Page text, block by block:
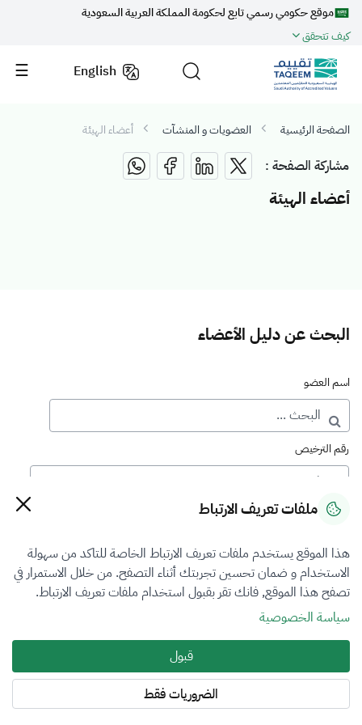
موقع حكومي رسمي تابع لحكومة المملكة العربية السعودية
كيف تتحقق
English
الصفحة الرئيسية العضويات و المنشآت أعضاء الهيئة
مشاركة الصفحة :
أعضاء الهيئة
البحث عن دليل الأعضاء
اسم العضو
رقم الترخيص
رقم العضوية
فرع التقييم
اختر
نوع العضوية
منتسب
المنطقة
ملفات تعريف الارتباط
هذا الموقع يستخدم ملفات تعريف الارتباط الخاصة للتاكد من سهولة
الاستخدام و ضمان تحسين تجربتك أثناء التصفح. من خلال الاستمرار في
تصفح هذا الموقع, فانك تقر بقبول استخدام ملفات تعريف الارتباط.
سياسة الخصوصية
قبول
الضروريات فقط